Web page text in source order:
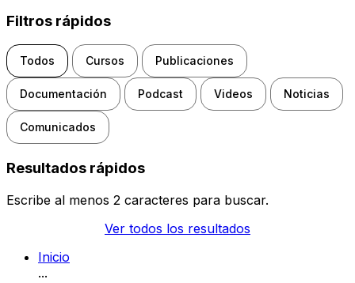
Filtros rápidos
Todos Cursos Publicaciones
Documentación Podcast Videos Noticias
Comunicados
Resultados rápidos
Escribe al menos 2 caracteres para buscar.
Ver todos los resultados
Inicio
...